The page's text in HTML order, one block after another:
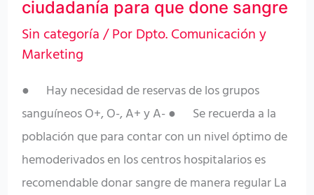
ciudadanía para que done sangre
Sin categoría/ PorDpto. Comunicación y
Marketing
● Hay necesidad de reservas de los grupos
sanguíneos O+, O-, A+ y A- ● Se recuerda a la
población que para contar con un nivel óptimo de
hemoderivados en los centros hospitalarios es
recomendable donar sangre de manera regular La
que
done